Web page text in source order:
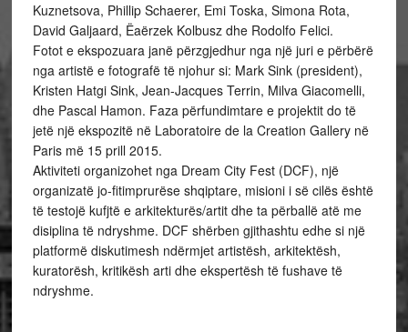
Kuznetsova, Phillip Schaerer, Emi Toska, Simona Rota,
David Galjaard, Ëaërzek Kolbusz dhe Rodolfo Felici.
Fotot e ekspozuara janë përzgjedhur nga një juri e përbërë
nga artistë e fotografë të njohur si: Mark Sink (president),
Kristen Hatgi Sink, Jean-Jacques Terrin, Milva Giacomelli,
dhe Pascal Hamon. Faza përfundimtare e projektit do të
jetë një ekspozitë në Laboratoire de la Creation Gallery në
Paris më 15 prill 2015.
Aktiviteti organizohet nga Dream City Fest (DCF), një
organizatë jo-fitimprurëse shqiptare, misioni i së cilës është
të testojë kufjtë e arkitekturës/artit dhe ta përballë atë me
disiplina të ndryshme. DCF shërben gjithashtu edhe si një
platformë diskutimesh ndërmjet artistësh, arkitektësh,
kuratorësh, kritikësh arti dhe ekspertësh të fushave të
ndryshme.